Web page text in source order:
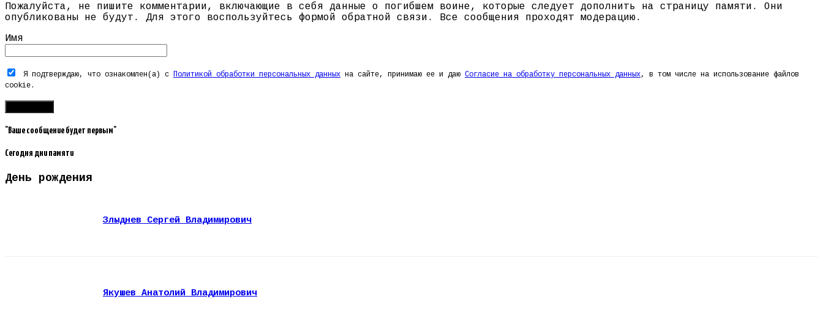
Пожалуйста, не пишите комментарии, включающие в себя данные о погибшем воине, которые следует дополнить на страницу памяти. Они
опубликованы не будут. Для этого воспользуйтесь формой обратной связи. Все сообщения проходят модерацию.
Имя
Я подтверждаю, что ознакомлен(а) с Политикой обработки персональных данных на сайте, принимаю ее и даю Согласие на обработку персональных данных, в том числе на использование файлов
cookie.
"Ваше сообщение будет первым"
Сегодня дни памяти
День рождения
Злыднев Сергей Владимирович
Якушев Анатолий Владимирович